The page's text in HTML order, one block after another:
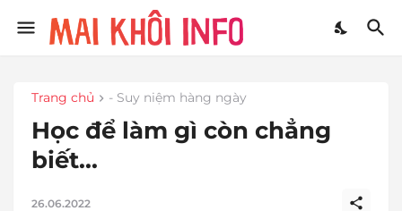
Trang chủ - Suy niệm hàng ngày
Học để làm gì còn chẳng
biết...
26.06.2022